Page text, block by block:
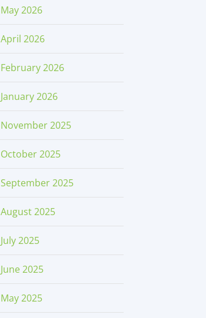
May 2026
April 2026
February 2026
January 2026
November 2025
October 2025
September 2025
August 2025
July 2025
June 2025
May 2025